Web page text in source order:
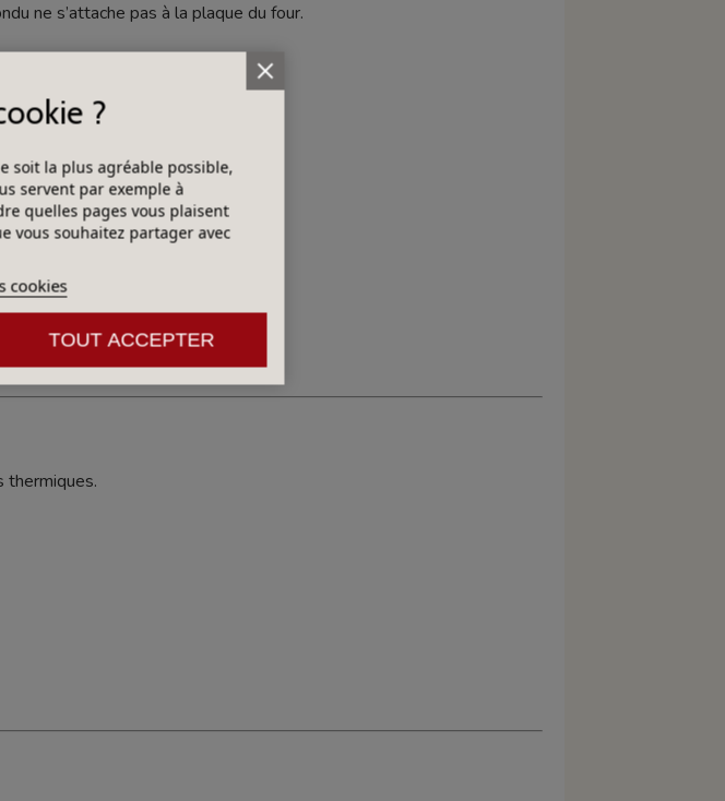
ne s’attache pas à la plaque du four.
thermiques.
?
soit la plus agréable possible,
servent par exemple à
quelles pages vous plaisent
vous souhaitez partager avec
cookies
TOUT ACCEPTER